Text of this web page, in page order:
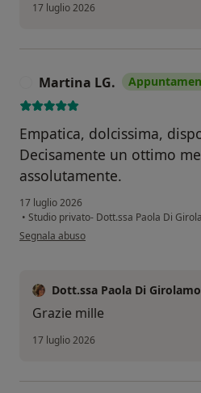
17 luglio 2026
Martina LG.
Empatica, dolcissima,
Decisamente un ottimo
assolutamente.
17 luglio 2026
• Studio privato- Dott.ssa Paola Di
secondo l'opinione dell'utente Martina LG.
Segnala abuso
Dott.ssa Paola Di Girolamo
Grazie mille
17 luglio 2026